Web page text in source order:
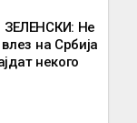
Не
на Србија
некого